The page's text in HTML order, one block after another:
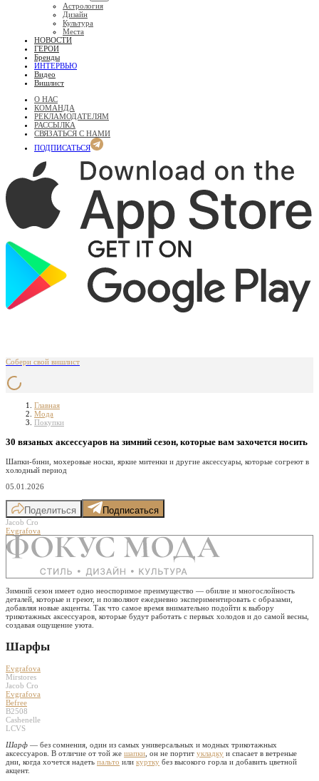
Астрология
Дизайн
Культура
Места
НОВОСТИ
ГЕРОИ
Бренды
ИНТЕРВЬЮ
Видео
Вишлист
О НАС
КОМАНДА
РЕКЛАМОДАТЕЛЯМ
РАССЫЛКА
СВЯЗАТЬСЯ С НАМИ
ПОДПИСАТЬСЯ
Собери свой вишлист
Главная
Мода
Покупки
30 вязаных аксессуаров на зимний сезон, которые вам захочется носить
Шапки-бини, мохеровые носки, яркие митенки и другие аксессуары, которые согреют в
холодный период
05.01.2026
Поделиться Подписаться
Jacob Cro
Evgrafova
Зимний сезон имеет одно неоспоримое преимущество — обилие и многослойность
деталей, которые и греют, и позволяют ежедневно экспериментировать с образами,
добавляя новые акценты. Так что самое время внимательно подойти к выбору
трикотажных аксессуаров, которые будут работать с первых холодов и до самой весны,
создавая ощущение уюта.
Шарфы
Evgrafova
Mirstores
Jacob Cro
Evgrafova
Befree
B2508
Cashenelle
LCVS
Шарф — без сомнения, один из самых универсальных и модных трикотажных
аксессуаров. В отличие от той же шапки, он не портит укладку и спасает в ветреные
дни, когда хочется надеть пальто или куртку без высокого горла и добавить цветной
акцент.